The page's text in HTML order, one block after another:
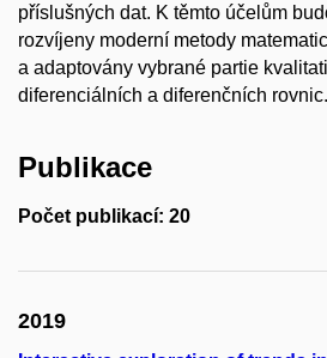
příslušných dat. K těmto účelům
rozvíjeny moderní metody
a adaptovány vybrané partie
diferenciálních a diferenčních rovnic.
Publikace
Počet publikací: 20
2019